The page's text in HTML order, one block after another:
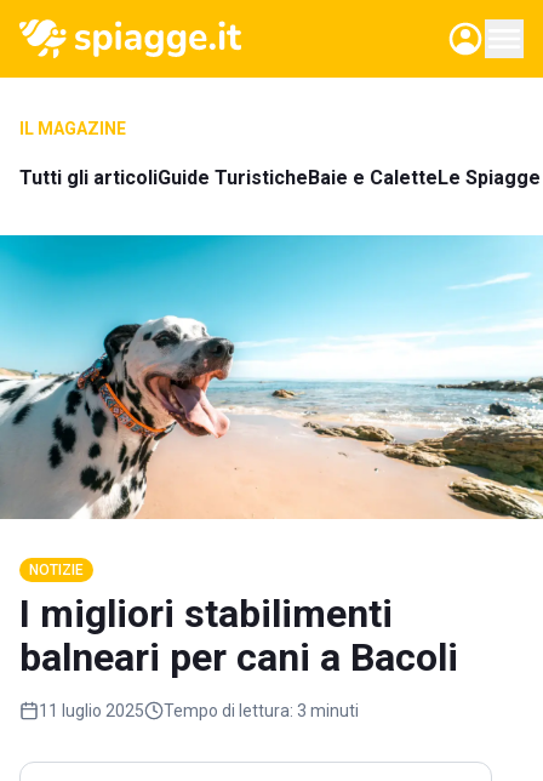
IL MAGAZINE
Tutti gli articoliGuide TuristicheBaie e CaletteLe
NOTIZIE
I migliori stabilimenti
balneari per cani a Bacoli
11 luglio 2025 Tempo di lettura: 3 minuti